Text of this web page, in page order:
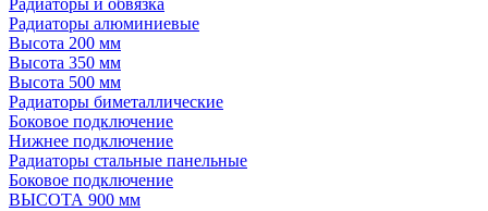
Радиаторы алюминиевые
Высота 200 мм
Высота 350 мм
Высота 500 мм
Радиаторы биметаллические
Боковое подключение
Нижнее подключение
Радиаторы стальные панельные
Боковое подключение
ВЫСОТА 900 мм